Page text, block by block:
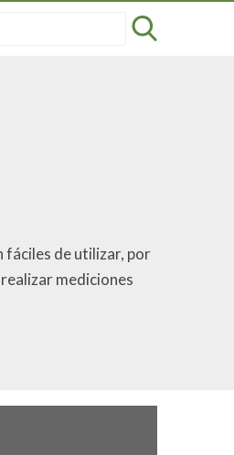
fáciles de utilizar, por
mediciones